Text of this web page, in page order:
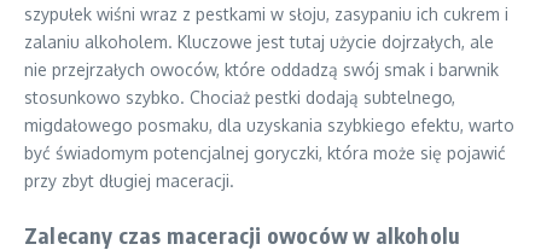
szypułek wiśni wraz z pestkami w słoju, zasypaniu ich cukrem i
zalaniu alkoholem. Kluczowe jest tutaj użycie dojrzałych, ale
nie przejrzałych owoców, które oddadzą swój smak i barwnik
stosunkowo szybko. Chociaż pestki dodają subtelnego,
migdałowego posmaku, dla uzyskania szybkiego efektu, warto
być świadomym potencjalnej goryczki, która może się pojawić
przy zbyt długiej maceracji.
Zalecany czas maceracji owoców w alkoholu